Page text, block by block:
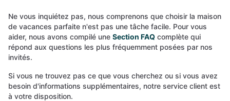
Ne vous inquiétez pas, nous comprenons que choisir la maison
de vacances parfaite n'est pas une tâche facile. Pour vous
aider, nous avons compilé une Section FAQ complète qui
répond aux questions les plus fréquemment posées par nos
invités.
Si vous ne trouvez pas ce que vous cherchez ou si vous avez
besoin d'informations supplémentaires, notre service client est
à votre disposition.